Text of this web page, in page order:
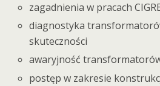
zagadnienia w pracach
diagnostyka
skuteczności
awaryjność
postęp w zakresie